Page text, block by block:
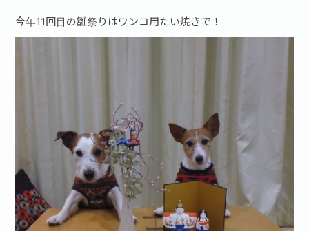
今年11回目の雛祭りはワンコ用たい焼きで！